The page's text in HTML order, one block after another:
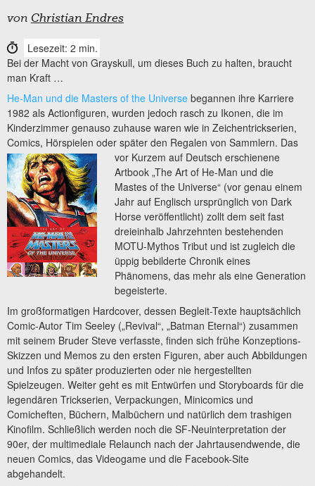
von Christian Endres
Lesezeit: 2 min.
Bei der Macht von Grayskull, um dieses Buch zu halten, braucht
man Kraft …
He-Man und die Masters of the Universe begannen ihre Karriere
1982 als Actionfiguren, wurden jedoch rasch zu Ikonen, die im
Kinderzimmer genauso zuhause waren wie in Zeichentrickserien,
Comics, Hörspielen oder später den Regalen von Sammlern. Das
vor Kurzemauf Deutsch erschienene
Artbook „The Art of He-Man und die
Mastes of the Universe“ (vor genau einem
Jahr auf Englisch ursprünglich von Dark
Horse veröffentlicht) zollt dem seit fast
dreieinhalb Jahrzehnten bestehenden
MOTU-Mythos Tribut und ist zugleich die
üppig bebilderte Chronik eines
Phänomens, das mehr als eine Generation
begeisterte.
Im großformatigen Hardcover, dessen Begleit-Texte hauptsächlich
Comic-Autor Tim Seeley („Revival“, „Batman Eternal“) zusammen
mit seinem Bruder Steve verfasste, finden sich frühe Konzeptions-
Skizzen und Memos zu den ersten Figuren, aber auch Abbildungen
und Infos zu später produzierten oder nie hergestellten
Spielzeugen. Weiter geht es mit Entwürfen und Storyboards für die
legendären Trickserien, Verpackungen, Minicomics und
Comicheften, Büchern, Malbüchern und natürlich dem trashigen
Kinofilm. Schließlich werden noch die SF-Neuinterpretation der
90er, der multimediale Relaunch nach der Jahrtausendwende, die
neuen Comics, das Videogame und die Facebook-Site
abgehandelt.